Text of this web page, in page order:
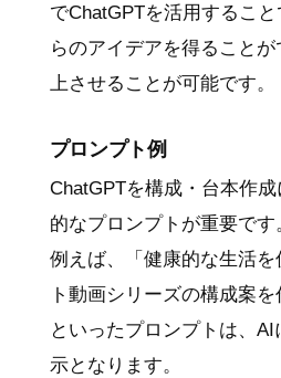
でChatGPTを活用するこ
らのアイデアを得ること
上させることが可能です。
プロンプト例
ChatGPTを構成・台本作
的なプロンプトが重要です
例えば、「健康的な生活
ト動画シリーズの構成案を
といったプロンプトは、
示となります。